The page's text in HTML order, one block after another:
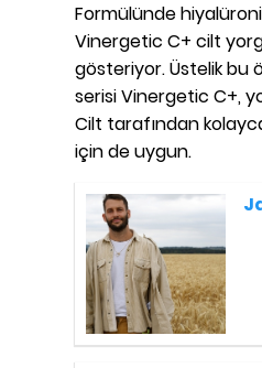
Formülünde
Vinergetic C+ cilt
gösteriyor. Üstelik bu
serisi Vinergetic C+,
Cilt tarafından
için de uygun.